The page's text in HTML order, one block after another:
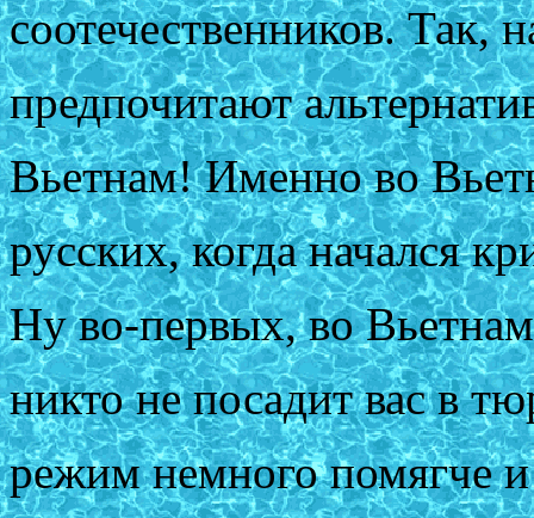
соотечественников. Так,
предпочитают
Вьетнам! Именно во
русских, когда начался
Ну во-первых, во
никто не посадит вас в
режим немного помягче и